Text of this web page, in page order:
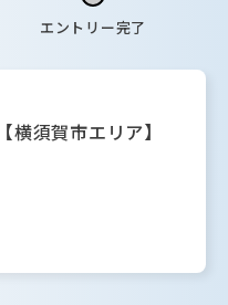
エントリー完了
須賀市エリア】